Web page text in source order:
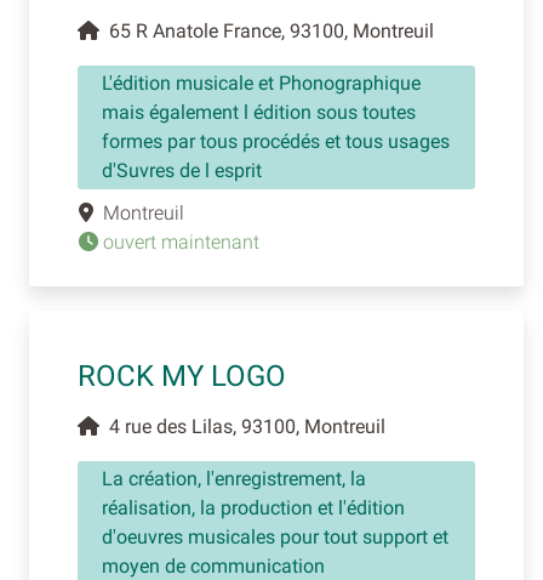
65 R Anatole France, 93100, Montreuil
L'édition musicale et Phonographique
mais également l édition sous toutes
formes par tous procédés et tous usages
d'Suvres de l esprit
Montreuil
ouvert maintenant
ROCK MY LOGO
4 rue des Lilas, 93100, Montreuil
La création, l'enregistrement, la
réalisation, la production et l'édition
d'oeuvres musicales pour tout support et
moyen de communication